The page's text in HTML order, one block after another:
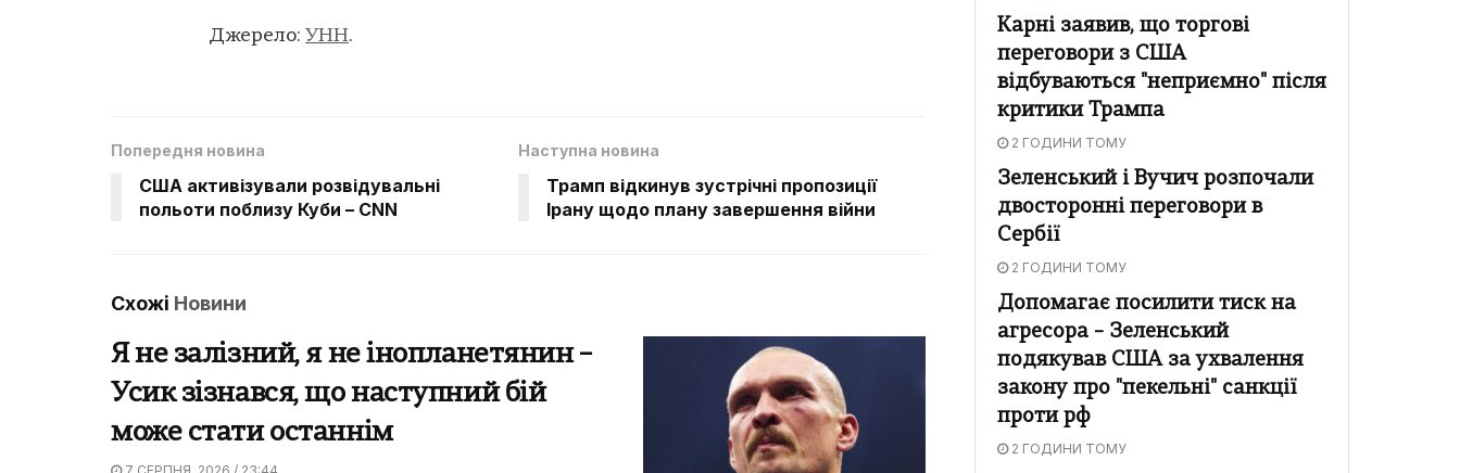
Джерело: УНН.
Попередня новина
США активізували розвідувальні
польоти поблизу Куби – CNN
Наступна новина
Трамп відкинув зустрічні пропозиції
Ірану щодо плану завершення війни
Схожі Новини
Я не залізний, я не інопланетянин –
Усик зізнався, що наступний бій
може стати останнім
Карні заявив, що торгові
переговори з США
відбуваються "неприємно" після
критики Трампа
2 ГОДИНИ ТОМУ
Зеленський і Вучич розпочали
двосторонні переговори в
Сербії
2 ГОДИНИ ТОМУ
Допомагає посилити тиск на
агресора – Зеленський
подякував США за ухвалення
закону про "пекельні" санкції
проти рф
2 ГОДИНИ ТОМУ